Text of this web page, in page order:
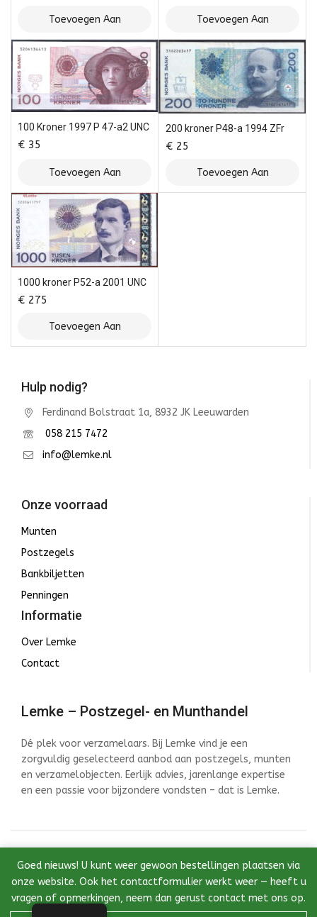
Goed nieuws! U kunt weer gewoon bestellingen plaatsen via
onze website. Ook het contactformulier werkt weer — heeft u
vragen of opmerkingen, neem dan gerust contact met ons op.
Toevoegen Aan
Winkelwagen
Toevoegen Aan
Winkelwagen
100 Kroner 1997 P 47-a2 UNC
€ 35
Toevoegen Aan
Winkelwagen
200 kroner P48-a 1994 ZFr
€ 25
Toevoegen Aan
Winkelwagen
1000 kroner P52-a 2001 UNC
€ 275
Toevoegen Aan
Winkelwagen
Hulp nodig?
Ferdinand Bolstraat 1a, 8932 JK Leeuwarden
058 215 7472
info@lemke.nl
Onze voorraad
Munten
Postzegels
Bankbiljetten
Penningen
Informatie
Over Lemke
Contact
Lemke – Postzegel- en Munthandel
Dé plek voor verzamelaars. Bij Lemke vind je een
zorgvuldig geselecteerd aanbod aan postzegels, munten
en verzamelobjecten. Eerlijk advies, jarenlange expertise
en een passie voor bijzondere vondsten – dat is Lemke.
door InstantWebDesign